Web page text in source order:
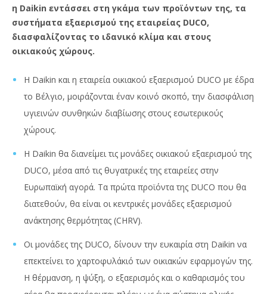
η Daikin εντάσσει στη γκάμα των προϊόντων της, τα
συστήματα εξαερισμού της εταιρείας DUCO,
διασφαλίζοντας το ιδανικό κλίμα και στους
οικιακούς χώρους.
Η Daikin και η εταιρεία οικιακού εξαερισμού DUCO με έδρα
το Βέλγιο, μοιράζονται έναν κοινό σκοπό, την διασφάλιση
υγιεινών συνθηκών διαβίωσης στους εσωτερικούς
χώρους.
Η Daikin θα διανείμει τις μονάδες οικιακού εξαερισμού της
DUCO, μέσα από τις θυγατρικές της εταιρείες στην
Ευρωπαϊκή αγορά. Τα πρώτα προϊόντα της DUCO που θα
διατεθούν, θα είναι οι κεντρικές μονάδες εξαερισμού
ανάκτησης θερμότητας (CHRV).
Οι μονάδες της DUCO, δίνουν την ευκαιρία στη Daikin να
επεκτείνει το χαρτοφυλάκιό των οικιακών εφαρμογών της.
Η θέρμανση, η ψύξη, ο εξαερισμός και ο καθαρισμός του